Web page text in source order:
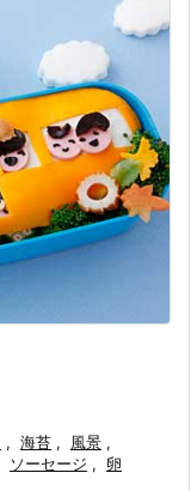
, 海苔 , 風景 ,
ソーセージ , 卵